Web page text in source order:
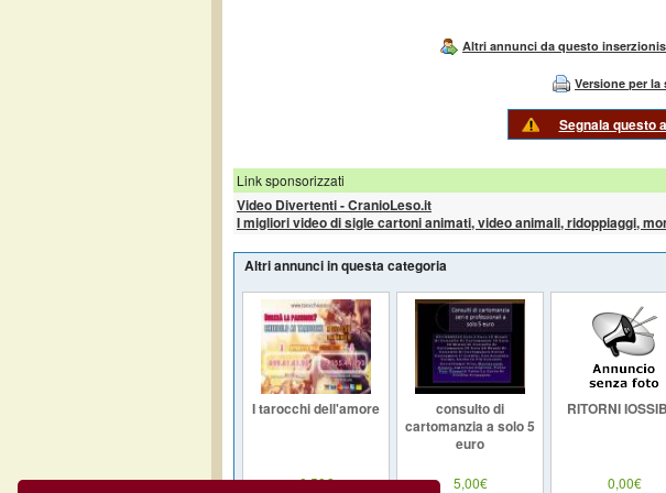
Altri annunci da questo
Versione per la
Segnala questo
Link sponsorizzati
Video Divertenti - CranioLeso.it
I migliori video di sigle cartoni animati, video animali, ridoppiaggi,
Altri annunci in questa categoria
I tarocchi dell'amore
0,50€
consulto di
cartomanzia a solo 5
euro
5,00€
RITORNI
0,00€